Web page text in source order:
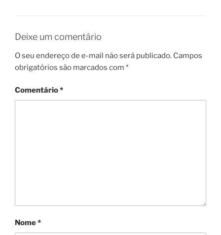
Deixe um comentário
O seu endereço de e-mail não será publicado. Campos
obrigatórios são marcados com *
Comentário*
Nome*